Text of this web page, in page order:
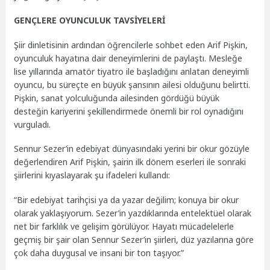
GENÇLERE OYUNCULUK TAVSİYELERİ
Şiir dinletisinin ardından öğrencilerle sohbet eden Arif Pişkin,
oyunculuk hayatına dair deneyimlerini de paylaştı. Mesleğe
lise yıllarında amatör tiyatro ile başladığını anlatan deneyimli
oyuncu, bu süreçte en büyük şansının ailesi olduğunu belirtti.
Pişkin, sanat yolculuğunda ailesinden gördüğü büyük
desteğin kariyerini şekillendirmede önemli bir rol oynadığını
vurguladı.
Sennur Sezer’in edebiyat dünyasındaki yerini bir okur gözüyle
değerlendiren Arif Pişkin, şairin ilk dönem eserleri ile sonraki
şiirlerini kıyaslayarak şu ifadeleri kullandı:
“Bir edebiyat tarihçisi ya da yazar değilim; konuya bir okur
olarak yaklaşıyorum. Sezer’in yazdıklarında entelektüel olarak
net bir farklılık ve gelişim görülüyor. Hayatı mücadelelerle
geçmiş bir şair olan Sennur Sezer’in şiirleri, düz yazılarına göre
çok daha duygusal ve insani bir ton taşıyor.”